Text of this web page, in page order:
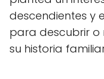
descendientes y
para descubrir o
su historia